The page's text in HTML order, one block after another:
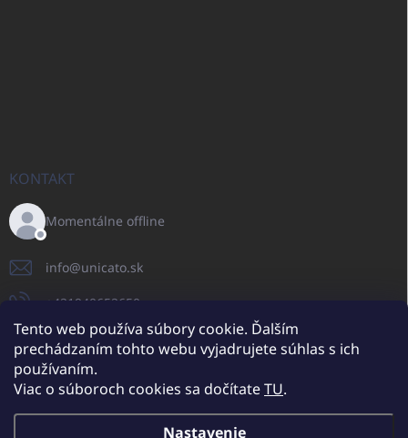
Tento web používa súbory cookie. Ďalším
prechádzaním tohto webu vyjadrujete súhlas s ich
používaním.
Viac o súboroch cookies sa dočítateTU.
Nastavenie
KONTAKT
Momentálne offline
info@unicato.sk
+421940652650
UNICATO.sk
UNICATOshop.pl UNICATOshop.de